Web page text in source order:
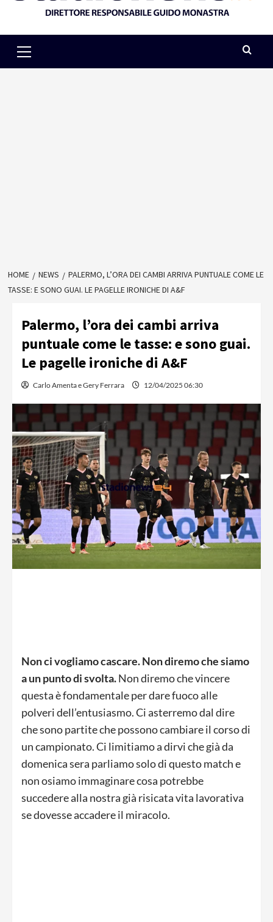
Menu
HOME NEWS
PALERMO, L’ORA DEI CAMBI ARRIVA PUNTUALE COME LE
TASSE: E SONO GUAI. LE PAGELLE IRONICHE DI A&F
Palermo, l’ora dei cambi arriva
puntuale come le tasse: e sono guai.
Le pagelle ironiche di A&F
Carlo Amenta e Gery Ferrara 12/04/2025 06:30
Non ci vogliamo cascare. Non diremo che siamo
a un punto di svolta.Non diremo che vincere
questa è fondamentale per dare fuoco alle
polveri dell’entusiasmo. Ci asterremo dal dire
che sono partite che possono cambiare il corso di
un campionato. Ci limitiamo a dirvi che già da
domenica sera parliamo solo di questo match e
non osiamo immaginare cosa potrebbe
succedere alla nostra già risicata vita lavorativa
se dovesse accadere il miracolo.